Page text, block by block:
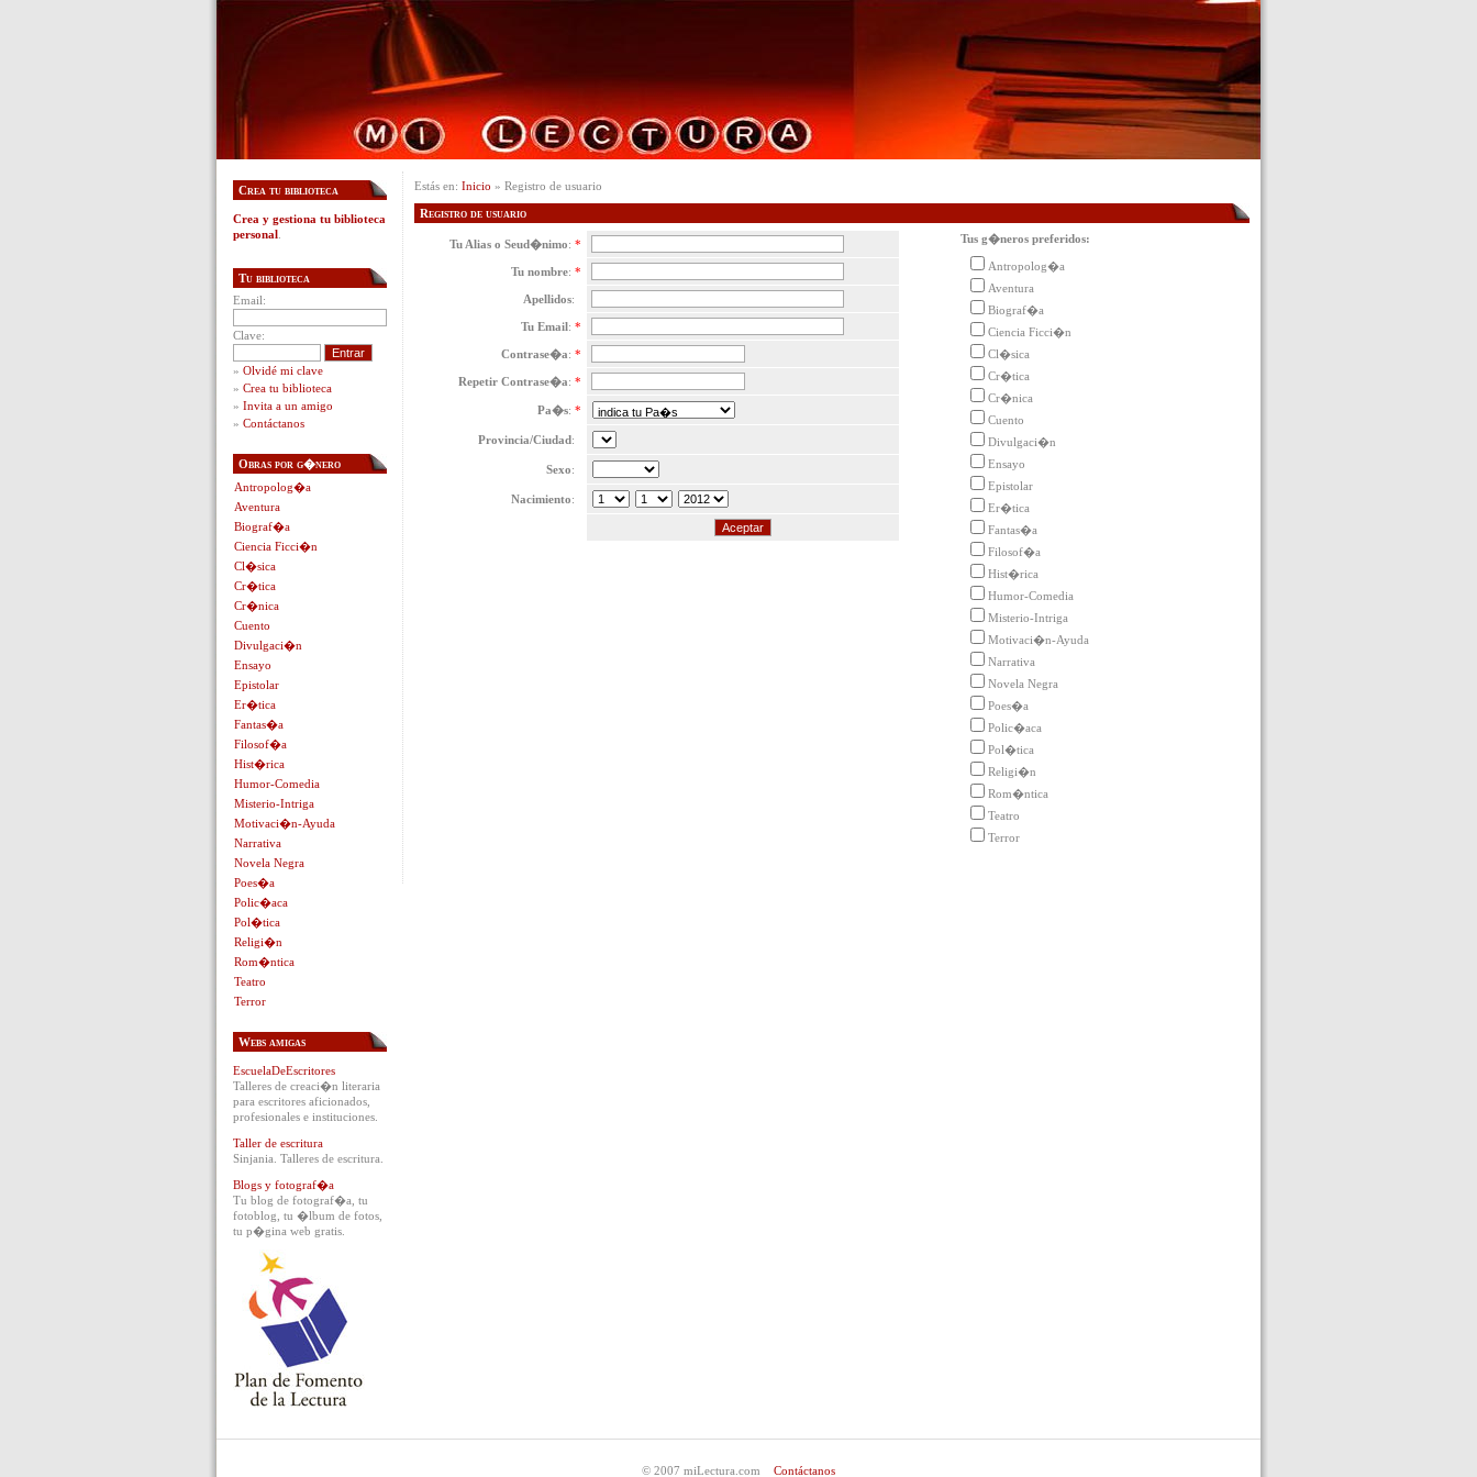
Estás en: Inicio » Registro de usuario
Registro de usuario
Tu Alias o Seud�nimo: *
Tu nombre: *
Apellidos:
Tu Email: *
Contrase�a: *
Repetir Contrase�a: *
Pa�s: *
Provincia/Ciudad:
Sexo:
Nacimiento:
Tus g�neros preferidos:
Antropolog�a
Aventura
Biograf�a
Ciencia Ficci�n
Cl�sica
Cr�tica
Cr�nica
Cuento
Divulgaci�n
Ensayo
Epistolar
Er�tica
Fantas�a
Filosof�a
Hist�rica
Humor-Comedia
Misterio-Intriga
Motivaci�n-Ayuda
Narrativa
Novela Negra
Poes�a
Polic�aca
Pol�tica
Religi�n
Rom�ntica
Teatro
Terror
Crea tu biblioteca
Crea y gestiona tu biblioteca
personal
Tu biblioteca
Email:
Clave:
» Olvidé mi clave
» Crea tu biblioteca
» Invita a un amigo
» Contáctanos
Obras por g�nero
Antropolog�a
Aventura
Biograf�a
Ciencia Ficci�n
Cl�sica
Cr�tica
Cr�nica
Cuento
Divulgaci�n
Ensayo
Epistolar
Er�tica
Fantas�a
Filosof�a
Hist�rica
Humor-Comedia
Misterio-Intriga
Motivaci�n-Ayuda
Narrativa
Novela Negra
Poes�a
Polic�aca
Pol�tica
Religi�n
Rom�ntica
Teatro
Terror
Webs amigas
EscuelaDeEscritores
Talleres de creaci�n literaria
para escritores aficionados,
profesionales e instituciones.
Taller de escritura
Sinjania. Talleres de escritura.
Blogs y fotograf�a
Tu blog de fotograf�a, tu
fotoblog, tu �lbum de fotos,
tu p�gina web gratis.
© 2007 miLectura.com Contáctanos